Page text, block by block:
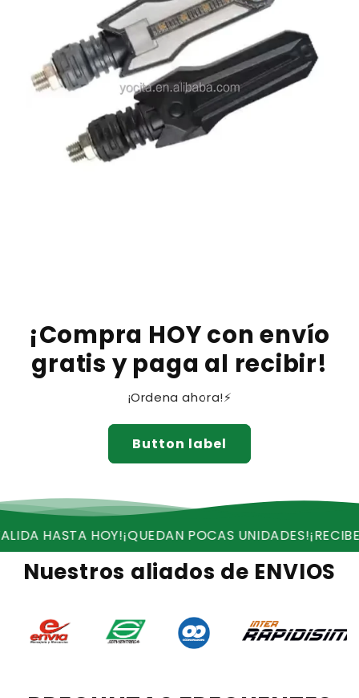
¡Compra HOY con envío
gratis y paga al recibir!
¡Ordena ahora!⚡
Button label
HASTA HOY! ¡QUEDAN POCAS UNIDADES!¡RECIBE
Nuestros aliados de ENVIOS